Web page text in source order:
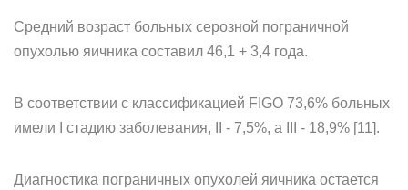
Средний возраст больных серозной пограничной
опухолью яичника составил 46,1 + 3,4 года.
В соответствии с классификацией FIGO 73,6% больных
имели I стадию заболевания, II - 7,5%, а III - 18,9% [11].
Диагностика пограничных опухолей яичника остается